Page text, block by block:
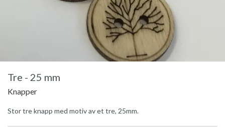
Tre - 25 mm
Knapper
Stor tre knapp med motiv av et tre, 25mm.